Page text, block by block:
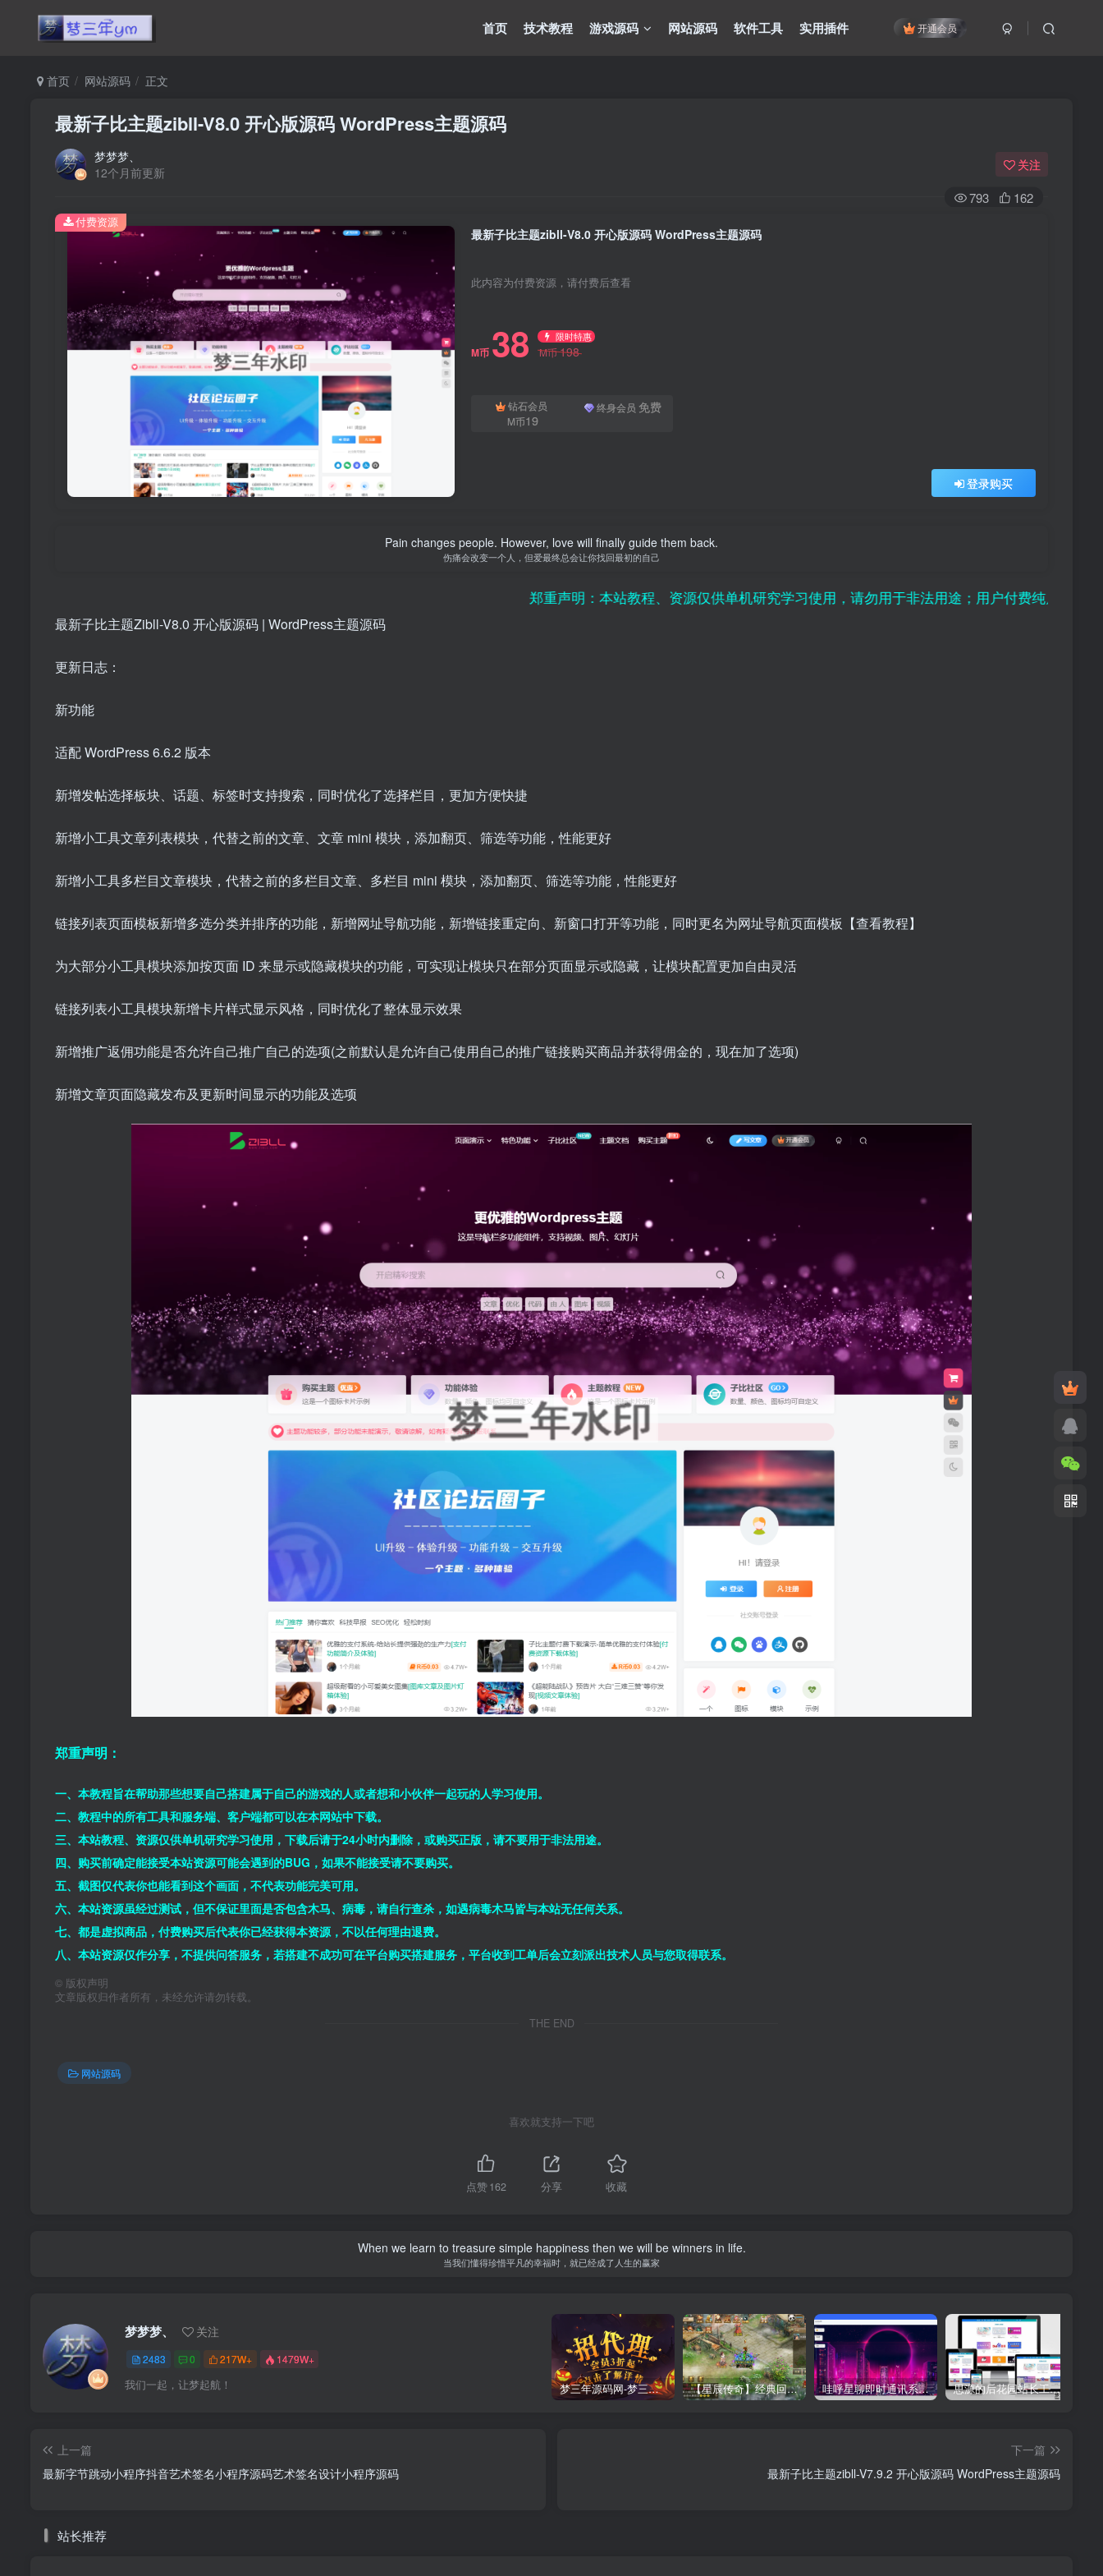
开通会员
首页 技术教程 游戏源码 网站源码 软件工具 实用插件
首页 网站源码 正文
最新子比主题zibll-V8.0 开心版源码 WordPress主题源码
梦梦梦、
12个月前更新
关注
793 162
最新子比主题zibll-V8.0 开心版源码 WordPress主题源码
此内容为付费资源，请付费后查看
M币 38 限时特惠
M币198
钻石会员
M币19
终身会员 免费
登录购买
付费资源
Pain changes people. However, love will finally guide them back.
伤痛会改变一个人，但爱最终总会让你找回最初的自己
郑重声明：本站教程、资源仅供单机研究学习使用，请勿用于非法用途；用户付费纯属对平台赞助
最新子比主题Zibll-V8.0 开心版源码 | WordPress主题源码
更新日志：
新功能
适配 WordPress 6.6.2 版本
新增发帖选择板块、话题、标签时支持搜索，同时优化了选择栏目，更加方便快捷
新增小工具文章列表模块，代替之前的文章、文章 mini 模块，添加翻页、筛选等功能，性能更好
新增小工具多栏目文章模块，代替之前的多栏目文章、多栏目 mini 模块，添加翻页、筛选等功能，性能更好
链接列表页面模板新增多选分类并排序的功能，新增网址导航功能，新增链接重定向、新窗口打开等功能，同时更名为网址导航页面模板【查看教程】
为大部分小工具模块添加按页面 ID 来显示或隐藏模块的功能，可实现让模块只在部分页面显示或隐藏，让模块配置更加自由灵活
链接列表小工具模块新增卡片样式显示风格，同时优化了整体显示效果
新增推广返佣功能是否允许自己推广自己的选项(之前默认是允许自己使用自己的推广链接购买商品并获得佣金的，现在加了选项)
新增文章页面隐藏发布及更新时间显示的功能及选项
郑重声明：
一、本教程旨在帮助那些想要自己搭建属于自己的游戏的人或者想和小伙伴一起玩的人学习使用。
二、教程中的所有工具和服务端、客户端都可以在本网站中下载。
三、本站教程、资源仅供单机研究学习使用，下载后请于24小时内删除，或购买正版，请不要用于非法用途。
四、购买前确定能接受本站资源可能会遇到的BUG，如果不能接受请不要购买。
五、截图仅代表你也能看到这个画面，不代表功能完美可用。
六、本站资源虽经过测试，但不保证里面是否包含木马、病毒，请自行查杀，如遇病毒木马皆与本站无任何关系。
七、都是虚拟商品，付费购买后代表你已经获得本资源，不以任何理由退费。
八、本站资源仅作分享，不提供问答服务，若搭建不成功可在平台购买搭建服务，平台收到工单后会立刻派出技术人员与您取得联系。
© 版权声明
文章版权归作者所有，未经允许请勿转载。
THE END
网站源码
喜欢就支持一下吧
点赞162 分享 收藏
When we learn to treasure simple happiness then we will be winners in life.
当我们懂得珍惜平凡的幸福时，就已经成了人生的赢家
梦梦梦、 关注
2483 0 217W+ 1479W+
我们一起，让梦起航！ 梦三年源码网-梦三年ym会员代理详情 【星辰传奇】经典回合制手游+安卓端+GM工具+详细搭建教程 哇呼星聊即时通讯系统源码 Android+iOS+PC三端 附教程 思源的后花园站长工具箱EMLOG模板源码
上一篇
最新字节跳动小程序抖音艺术签名小程序源码艺术签名设计小程序源码
下一篇
最新子比主题zibll-V7.9.2 开心版源码 WordPress主题源码
站长推荐